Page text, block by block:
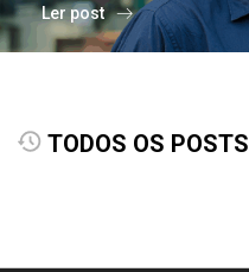
Ler post
TODOS OS POSTS